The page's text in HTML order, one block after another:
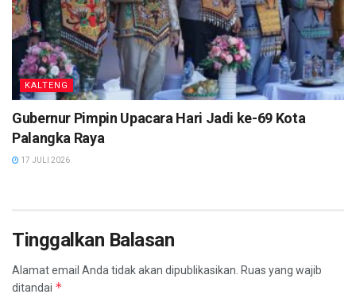
KALTENG
Gubernur Pimpin Upacara Hari Jadi ke-69 Kota
Palangka Raya
17 JULI 2026
Tinggalkan Balasan
Alamat email Anda tidak akan dipublikasikan. Ruas yang wajib
ditandai *